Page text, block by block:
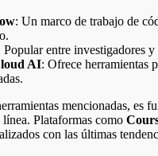
: Un marco de trabajo de
Popular entre investigadores
AI: Ofrece herramientas
mencionadas, es
Plataformas como
con las últimas